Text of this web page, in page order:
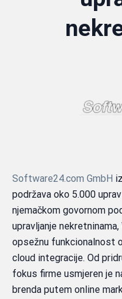
Software24.com GmbH
podržava oko 5.000
njemačkom govornom
upravljanje
opsežnu funkcionalnost
cloud integracije. Od
fokus firme usmjeren je
brenda putem online